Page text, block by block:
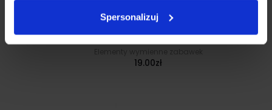
Spersonalizuj
X
X
19.00zł